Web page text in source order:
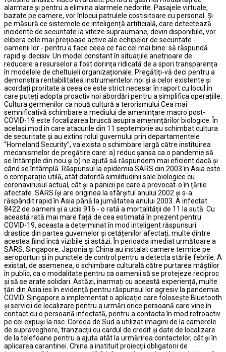
alarmare și pentru a elimina alarmele nedorite. Pasajele virtuale,
bazate pe camere, vor înlocui patrulele costisitoare cu personal. Și
pe măsură ce sistemele de inteligență artificială, care detectează
incidente de securitate la viteze supraumane, devin disponibile, vor
elibera cele mai prețioase active ale echipelor de securitate -
oamenii lor - pentru a face ceea ce fac cel mai bine: să răspundă
rapid și decisiv. Un model constant în situațiile anetrioare de
reducere a resurselor a fost dorința ridicată de a spori transparența
în modelele de cheltuieli organizaționale. Pregătiți-vă deci pentru a
demonstra rentabilitatea instrumentelor noi și a celor existente și
acordați proritate a ceea ce este strict necesar în raport cu locul în
care puteți adopta proactiv noi abordări pentru a simplifica operațiile.
Cultura germenilor ca nouă cultură a terorismului Cea mai
semnificativă schimbare a mediului de amenințare macro post-
COVID-19 este focalizarea bruscă asupra amenințărilor biologice. În
același mod în care atacurile din 11 septembrie au schimbat cultura
de securitate și au extins rolul guvernului prin departamentele
‘’Homeland Security’’, va exista o schimbare largă către instituirea
mecanismelor de pregătire care: a) reduc șansa ca o pandemie să
se întâmple din nou și b) ne ajută să răspundem mai eficient dacă și
când se întâmplă. Răspunsul la epidemia SARS din 2003 în Asia este
o comparație utilă, atât datorită similitudinii sale biologice cu
coronavirusul actual, cât și a panicii pe care a provocat-o în țările
afectate. SARS își are originea la sfârșitul anului 2002 și s-a
răspândit rapid în Asia până la jumătatea anului 2003. A infectat
8422 de oameni și a ucis 916 - o rată a mortalității de 11 la sută. Cu
această rată mai mare față de cea estimată în prezent pentru
COVID-19, aceasta a determinat în mod inteligent răspunsuri
drastice din partea guvernelor și cetățenilor afectați, multe dintre
acestea fiind încă vizibile și astăzi. În perioada imediat următoare a
SARS, Singapore, Japonia și China au instalat camere termice pe
aeroporturi și în punctele de control pentru a detecta stările febrile. A
existat, de asemenea, o schimbare culturală către purtarea măștilor
în public, ca o modalitate pentru ca oamenii să se protejeze reciproc
și să se arate solidari. Astăzi, înarmați cu această experiență, multe
țări din Asia ies în evidență pentru răspunsul lor agresiv la pandemia
COVID. Singapore a implementat o aplicație care folosește Bluetooth
și servicii de localizare pentru a urmări orice persoană care vine în
contact cu o persoană infectată, pentru a contacta în mod retroactiv
pe cei expuși la risc. Coreea de Sud a utilizat imagini de la camerele
de supraveghere, tranzacții cu cardul de credit și date de localizare
de la telefoane pentru a ajuta atât la urmărirea contactelor, cât și în
aplicarea carantinei. China a instituit proiecții obligatorii de